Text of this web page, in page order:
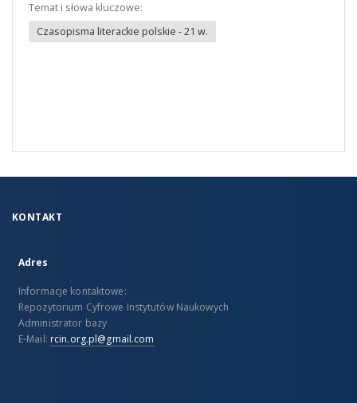
Temat i słowa kluczowe:
Czasopisma literackie polskie - 21 w.
KONTAKT
Adres
Informacje kontaktowe:
Repozytorium Cyfrowe Instytutów Naukowych
Administrator bazy
E-Mail: rcin.org.pl@gmail.com